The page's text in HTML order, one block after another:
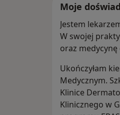
Moje
Jestem
W swojej
oraz medycynę
Ukończyłam
Medycznym.
Klinice
Klinicznego w